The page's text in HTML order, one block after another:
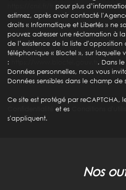
Taxe habitation
Taxe foncière
Habitants de moins de 25 ans
Habitants de 25 à 55 ans
Habitants de plus de 55 ans
Familles sans enfant
Familles avec 1 ou 2 enfants
Familles avec 3 enfants
pour plus
estimez, après avoir contacté
droits « Informatique et Libertés » ne
pouvez adresser une réclamation à
de l’existence de la liste
téléphonique « Bloctel », sur laquelle
:
. Dans
Données personnelles, nous vous
Données sensibles dans le champ de
Ce site est protégé par reCAPTCHA,
et es
s'appliquent.
nos